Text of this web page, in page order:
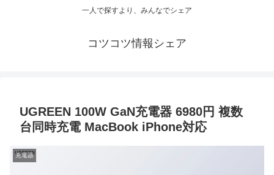
一人で探すより、みんなでシェア
コツコツ情報シェア
UGREEN 100W GaN充電器 6980円 複数
台同時充電 MacBook iPhone対応
充電器